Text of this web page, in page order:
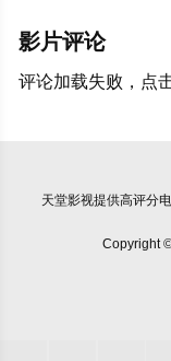
影片评论
评论加载失败，点
天堂影视提供高评分
Copyright